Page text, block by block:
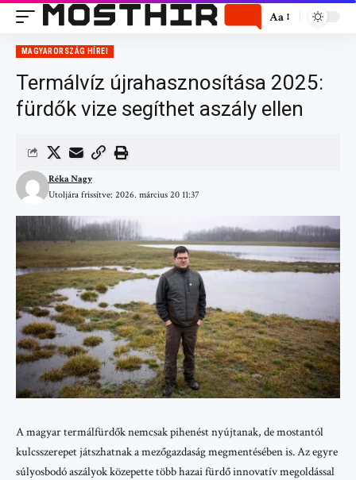
Aa
MAGYARORSZÁG HÍREI
Termálvíz újrahasznosítása 2025:
fürdők vize segíthet aszály ellen
Utoljára frissítve: 2026. március 20 11:37
Réka Nagy
A magyar termálfürdők nemcsak pihenést nyújtanak, de mostantól
kulcsszerepet játszhatnak a mezőgazdaság megmentésében is. Az egyre
súlyosbodó aszályok közepette több hazai fürdő innovatív megoldással